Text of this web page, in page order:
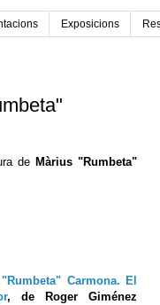
Exposicions
de Màrius "Rumbeta"
Carmona. El
, de
Roger Giménez